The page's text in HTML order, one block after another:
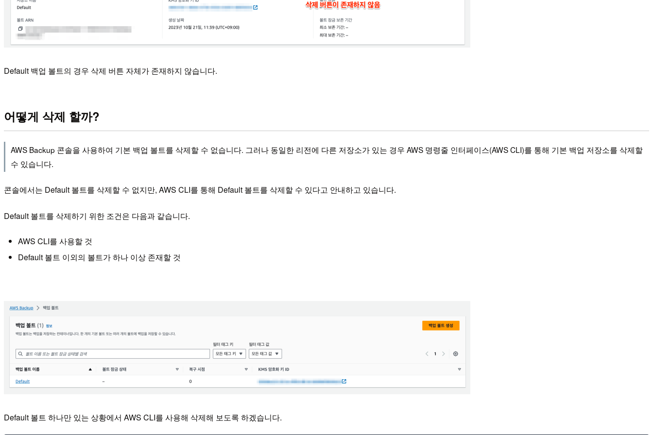
Default 백업 볼트의 경우 삭제 버튼 자체가 존재하지 않습니다.
어떻게 삭제 할까?
AWS Backup 콘솔을 사용하여 기본 백업 볼트를 삭제할 수 없습니다. 그러나 동일한 리전에 다른 저장소가 있는 경우 AWS 명령줄 인터페이스(AWS CLI)를 통해 기본 백업 저장소를 삭제할
수 있습니다.
콘솔에서는 Default 볼트를 삭제할 수 없지만, AWS CLI를 통해 Default 볼트를 삭제할 수 있다고 안내하고 있습니다.
Default 볼트를 삭제하기 위한 조건은 다음과 같습니다.
AWS CLI를 사용할 것
Default 볼트 이외의 볼트가 하나 이상 존재할 것
Default 볼트 하나만 있는 상황에서 AWS CLI를 사용해 삭제해 보도록 하겠습니다.